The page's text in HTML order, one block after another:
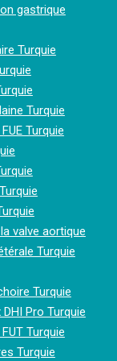
gastrique
Turquie
Turquie
Turquie
valve aortique
Turquie
Turquie
Pro Turquie
Turquie
Turquie